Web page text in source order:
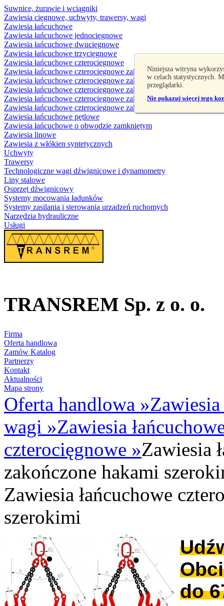
Niniejsza witryna
w celach statystycznych.
przeglądarki.
Nie pokazuj więcej tego
Suwnice, żurawie i wciągniki
Zawiesia cięgnowe, uchwyty, trawersy, wagi
Zawiesia łańcuchowe
Zawiesia łańcuchowe jednocięgnowe
Zawiesia łańcuchowe dwucięgnowe
Zawiesia łańcuchowe trzycięgnowe
Zawiesia łańcuchowe czterocięgnowe
Zawiesia łańcuchowe czterocięgnowe zakończone hakiem z zapadką
Zawiesia łańcuchowe czterocięgnowe zakończone hakami
Zawiesia łańcuchowe czterocięgnowe zakończone hakami szerokimi
Zawiesia łańcuchowe czterocięgnowe zakończone ogniwami
Zawiesia łańcuchowe czterocięgnowe zakończone hakami
Zawiesia łańcuchowe pętlowe
Zawiesia łańcuchowe o obwodzie zamkniętym
Zawiesia linowe
Zawiesia z włókien syntetycznych
Uchwyty
Trawersy
Technologiczne wagi dźwignicowe i dynamometry
Liny stalowe
Osprzęt dźwignicowy
Systemy mocowania ładunków
Systemy zasilania i sterowania urzadzeń ruchomych
Narzędzia hydrauliczne
Usługi
TRANSREM Sp. z o. o.
Firma
Oferta handlowa
Zamów Katalog
Partnerzy
Kontakt
Aktualności
Mapa strony
Oferta handlowa »
wagi »Zawiesia
czterocięgnowe »Zawiesia
zakończone hakami
Zawiesia łańcuchowe
szerokimi
do